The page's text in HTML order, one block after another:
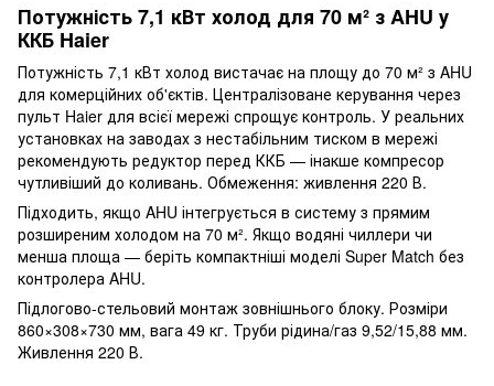
Потужність 7,1 кВт холод для 70 м² з AHU у
ККБ Haier
Потужність 7,1 кВт холод вистачає на площу до 70 м² з AHU
для комерційних об'єктів. Централізоване керування через
пульт Haier для всієї мережі спрощує контроль. У реальних
установках на заводах з нестабільним тиском в мережі
рекомендують редуктор перед ККБ — інакше компресор
чутливіший до коливань. Обмеження: живлення 220 В.
Підходить, якщо AHU інтегрується в систему з прямим
розширеним холодом на 70 м². Якщо водяні чиллери чи
менша площа — беріть компактніші моделі Super Match без
контролера AHU.
Підлогово-стельовий монтаж зовнішнього блоку. Розміри
860×308×730 мм, вага 49 кг. Труби рідина/газ 9,52/15,88 мм.
Живлення 220 В.